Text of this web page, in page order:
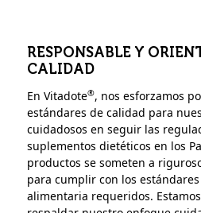
RESPONSABLE Y
CALIDAD
En Vitadote®, nos esforzamos
estándares de calidad para
cuidadosos en seguir las
suplementos dietéticos en los
productos se someten a
para cumplir con los
alimentaria requeridos.